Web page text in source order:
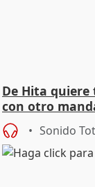
De Hita quiere
con otro
Sonido